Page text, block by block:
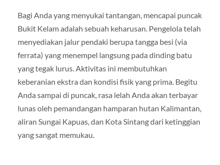
Bagi Anda yang menyukai tantangan, mencapai puncak
Bukit Kelam adalah sebuah keharusan. Pengelola telah
menyediakan jalur pendaki berupa tangga besi (via
ferrata) yang menempel langsung pada dinding batu
yang tegak lurus. Aktivitas ini membutuhkan
keberanian ekstra dan kondisi fisik yang prima. Begitu
Anda sampai di puncak, rasa lelah Anda akan terbayar
lunas oleh pemandangan hamparan hutan Kalimantan,
aliran Sungai Kapuas, dan Kota Sintang dari ketinggian
yang sangat memukau.